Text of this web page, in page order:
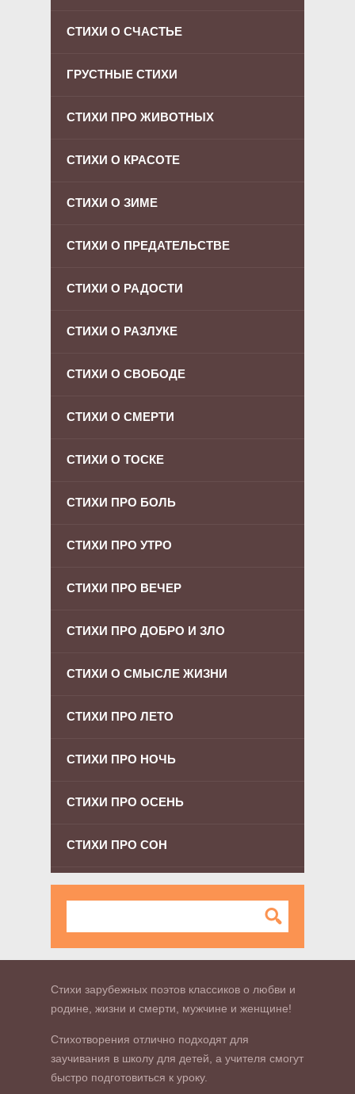
СТИХИ О СЧАСТЬЕ
ГРУСТНЫЕ СТИХИ
СТИХИ ПРО ЖИВОТНЫХ
СТИХИ О КРАСОТЕ
СТИХИ О ЗИМЕ
СТИХИ О ПРЕДАТЕЛЬСТВЕ
СТИХИ О РАДОСТИ
СТИХИ О РАЗЛУКЕ
СТИХИ О СВОБОДЕ
СТИХИ О СМЕРТИ
СТИХИ О ТОСКЕ
СТИХИ ПРО БОЛЬ
СТИХИ ПРО УТРО
СТИХИ ПРО ВЕЧЕР
СТИХИ ПРО ДОБРО И ЗЛО
СТИХИ О СМЫСЛЕ ЖИЗНИ
СТИХИ ПРО ЛЕТО
СТИХИ ПРО НОЧЬ
СТИХИ ПРО ОСЕНЬ
СТИХИ ПРО СОН
Стихи зарубежных поэтов классиков о любви и
родине, жизни и смерти, мужчине и женщине!
Стихотворения отлично подходят для
заучивания в школу для детей, а учителя смогут
быстро подготовиться к уроку.